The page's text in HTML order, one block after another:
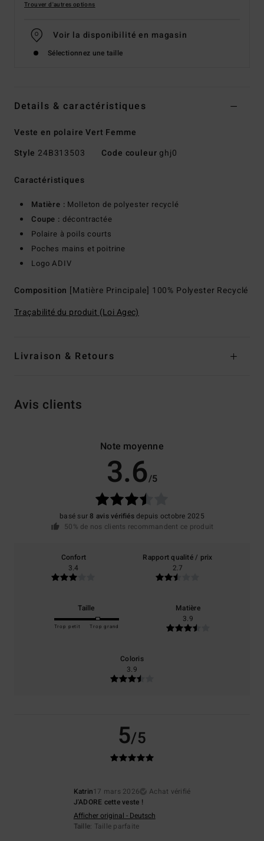
Trouver d'autres options
Voir la disponibilité en magasin
Sélectionnez une taille
Details & caractéristiques
Veste en polaire Vert Femme
Style 24B313503 Code couleur ghj0
Caractéristiques
Matière : Molleton de polyester recyclé
Coupe : décontractée
Polaire à poils courts
Poches mains et poitrine
Logo ADIV
Composition [Matière Principale] 100% Polyester Recyclé
Traçabilité du produit (Loi Agec)
Livraison & Retours
Avis clients
Note moyenne
3.6/5
basé sur 8 avis vérifiésdepuis octobre 2025
50% de nos clients recommandent ce produit
Confort
3.4
Rapport qualité / prix
2.7
Taille
Trop petit Trop grand
Matière
3.9
Coloris
3.9
5/5
Katrin17 mars 2026
Achat vérifié
J'ADORE cette veste !
Afficher original - Deutsch
Taille: Taille parfaite